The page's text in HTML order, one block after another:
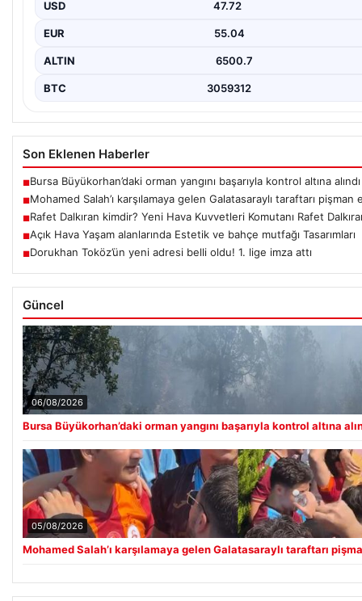
USD 47.72
EUR 55.04
ALTIN 6500.7
BTC 3059312
Son Eklenen Haberler
■Bursa Büyükorhan’daki orman yangını başarıyla kontrol altına alındı
■Mohamed Salah’ı karşılamaya gelen Galatasaraylı taraftarı pişman
■Rafet Dalkıran kimdir? Yeni Hava Kuvvetleri Komutanı Rafet
■Açık Hava Yaşam alanlarında Estetik ve bahçe mutfağı Tasarımları
■Dorukhan Toköz’ün yeni adresi belli oldu! 1. lige imza attı
Güncel
06/08/2026
Bursa Büyükorhan’daki orman yangını başarıyla kontrol altına
05/08/2026
Mohamed Salah’ı karşılamaya gelen Galatasaraylı taraftarı